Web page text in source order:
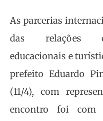
As parcerias
das relações
educacionais e
prefeito Eduardo
(11/4), com
encontro foi com